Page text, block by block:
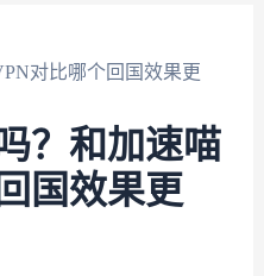
对比哪个回国效果更
？和加速喵
国效果更